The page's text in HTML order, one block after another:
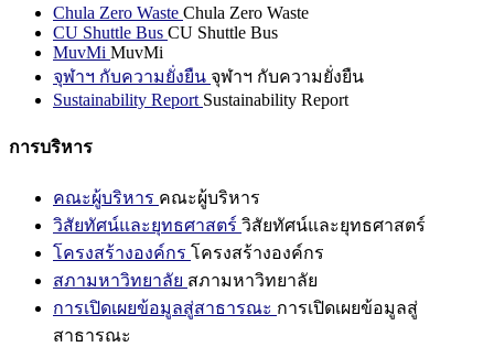
Chula Zero Waste Chula Zero Waste
CU Shuttle Bus CU Shuttle Bus
MuvMi MuvMi
จุฬาฯ กับความยั่งยืน จุฬาฯ กับความยั่งยืน
Sustainability Report Sustainability Report
การบริหาร
คณะผู้บริหาร คณะผู้บริหาร
วิสัยทัศน์และยุทธศาสตร์ วิสัยทัศน์และยุทธศาสตร์
โครงสร้างองค์กร โครงสร้างองค์กร
สภามหาวิทยาลัย สภามหาวิทยาลัย
การเปิดเผยข้อมูลสู่สาธารณะ การเปิดเผยข้อมูลสู่
สาธารณะ